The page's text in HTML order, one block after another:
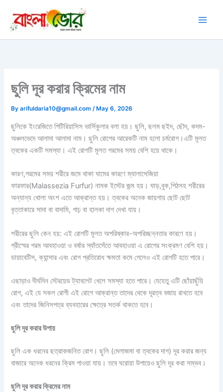
content
ছুলি দূর করার ক্রিমের নাম
Byarifuldaria10@gmail.com/ May 6, 2026
ছুলিকে ইংরেজিতে পিটিরিয়াসিস ভার্সিকুলার বলা হয়। ছুলি, ছলম ছইদ, ছৌদ, কদম-
অঞ্চলভেদে আলাদা আলাদা নাম। ছুলি রোগের আরেকটি নাম হলো চর্মরোগ।এটি মূলত
ত্বকের একটি সমস্যা। এই রোগটি মূলত গরমের সময় বেশি হয়ে থাকে।
কারণ,গরমের সময় শরীরে জমে থাকা ঘামের কারণে ম্যালাসেজিয়া
ফারফার(Malassezia Furfur) নামক ইস্টের জন্ম হয়। ঘাড়,বুক,পিঠসহ শরীরের
অন্যান্য খোলা অংশ এতে আক্রান্ত হয়। ত্বকের অনেক জায়গায় ছোট ছোট
বৃত্তাকারে সাদা বা বাদামি, গাঢ় বা হালকা দাগ দেখা যায়।
শরীরের ছুলি কেন হয়: এই রোগটি মূলত অপরিষ্কার-অপরিচ্ছন্নতার কারণে হয়।
গ্রীস্মের গরম আবহাওয়া ও বর্ষার স্যাঁতসেঁতে আবহাওয়া এ রোগের সংক্রমণ বেশি হয়।
ডায়াবেটিস, ক্যান্সার এবং রোগ প্রতিরোধ ক্ষমতা কমে গেলেও এই রোগটি হতে পারে।
এছাড়াও দীর্ঘদিন স্টেরয়েড ট্যাবলেট খেলে সমস্যা হতে পারে। যেহেতু এটি ছোঁয়াছুঁয়ি
রোগ, এই যে সকল রোগী এই রোগে আক্রান্ত তাদের থেকে দূরত্ব বজায় রাখতে হবে
এবং তাদের জিনিসপত্র ব্যবহারের ক্ষেত্রে সতর্ক থাকতে হবে।
ছুলি দূর করার উপায়
ছুলি এক ধরনের ছত্রাকজনিত রোগ। ছুলি (মেলাজমা বা ত্বকের দাগ) দূর করার জন্য
বাজারে অনেক ধরনের ক্রিম পাওয়া যায়। তবে ঘরোয়া উপায়েও ছুলি দূর করা সম্ভব।
ছুলি দূর করার ক্রিমের নাম